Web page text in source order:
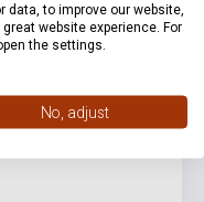
to improve our website,
website experience. For
the settings.
No, adjust